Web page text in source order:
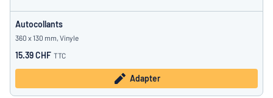
Autocollants
360 x 130 mm, Vinyle
15.39 CHF TTC
Adapter